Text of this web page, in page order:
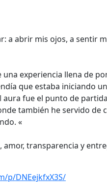
a abrir mis ojos, a sentir
experiencia llena de
que estaba iniciando
fue el punto de
también he servido de
«
transparencia y
p/DNEejkfxX3S/